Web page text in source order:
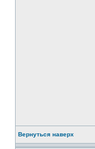
Вернуться наверх